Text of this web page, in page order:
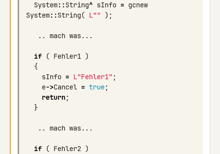
System::String^ sInfo = gcnew
System::String( L"" );
.. mach was...
if ( Fehler1 )
{
sInfo = L"Fehler1" ;
e->Cancel = true;
return;
}
.. mach was...
if ( Fehler2 )